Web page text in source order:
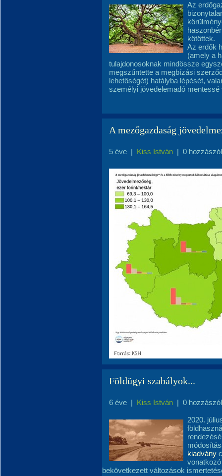
Az
kötöttek.
Az erdők
(amely a
tulajdonosoknak mindössze
megszűntette a megbízási
lehetőségét) hatályba lépését,
személyi jövedelemadó
A mezőgazdaság
5 éve | Kiss István | 0
Földügyi szabályok...
6 éve | Kiss István | 0
2020.
kiadvány
bekövetkezett változások